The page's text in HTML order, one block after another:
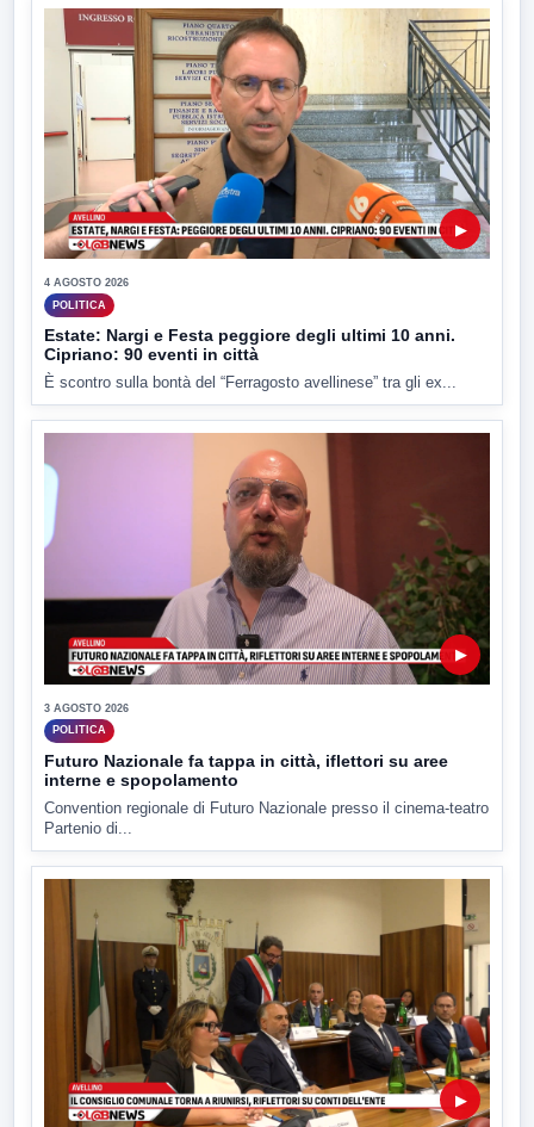
▶
4 AGOSTO 2026
POLITICA
Estate: Nargi e Festa peggiore degli ultimi 10 anni.
Cipriano: 90 eventi in città
È scontro sulla bontà del “Ferragosto avellinese” tra gli ex...
▶
3 AGOSTO 2026
POLITICA
Futuro Nazionale fa tappa in città, iflettori su aree
interne e spopolamento
Convention regionale di Futuro Nazionale presso il cinema-teatro
Partenio di...
▶